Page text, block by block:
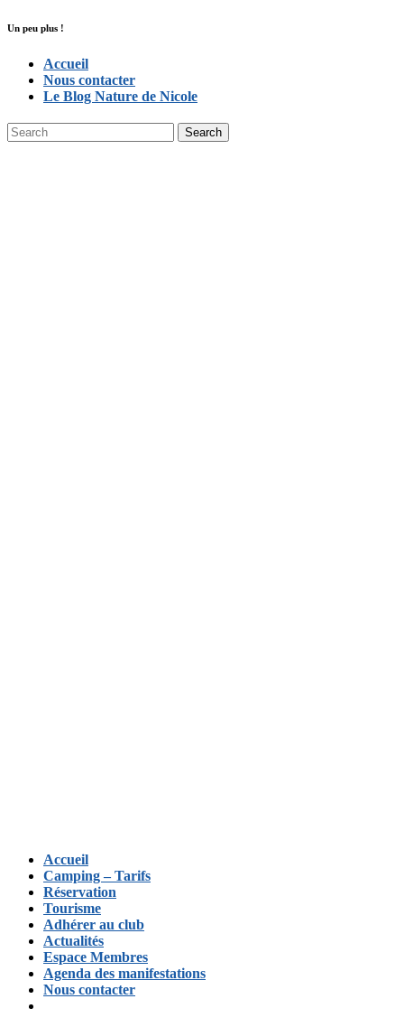
Un peu plus !
Accueil
Nous contacter
Le Blog Nature de Nicole
Accueil
Camping – Tarifs
Réservation
Tourisme
Adhérer au club
Actualités
Espace Membres
Agenda des manifestations
Nous contacter